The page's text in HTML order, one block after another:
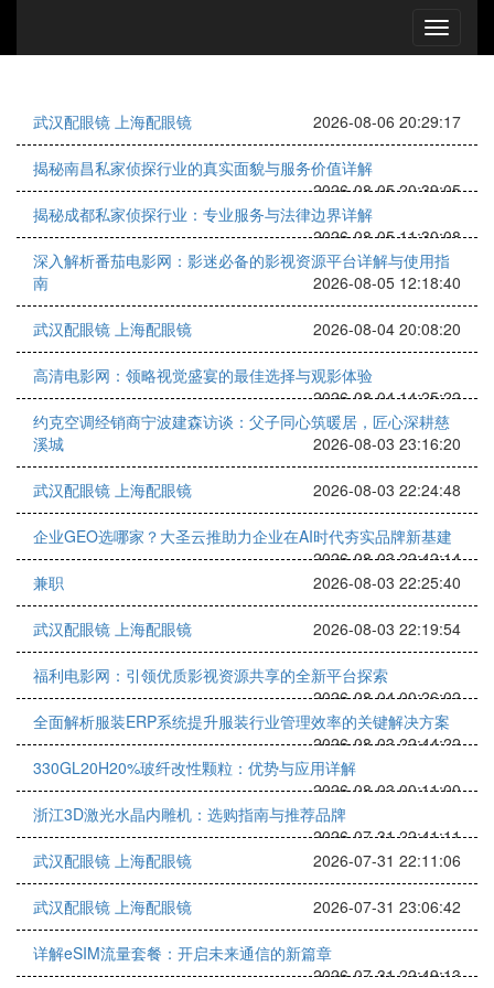
武汉配眼镜 上海配眼镜 2026-08-06 20:29:17
揭秘南昌私家侦探行业的真实面貌与服务价值详解
2026-08-05 20:39:05
揭秘成都私家侦探行业：专业服务与法律边界详解
2026-08-05 11:30:08
深入解析番茄电影网：影迷必备的影视资源平台详解与使用指
南
2026-08-05 12:18:40
武汉配眼镜 上海配眼镜 2026-08-04 20:08:20
高清电影网：领略视觉盛宴的最佳选择与观影体验
2026-08-04 14:25:22
约克空调经销商宁波建森访谈：父子同心筑暖居，匠心深耕慈
溪城
2026-08-03 23:16:20
武汉配眼镜 上海配眼镜 2026-08-03 22:24:48
企业GEO选哪家？大圣云推助力企业在AI时代夯实品牌新基建
2026-08-03 22:42:14
兼职
2026-08-03 22:25:40
武汉配眼镜 上海配眼镜 2026-08-03 22:19:54
福利电影网：引领优质影视资源共享的全新平台探索
2026-08-04 00:26:02
全面解析服装ERP系统提升服装行业管理效率的关键解决方案
2026-08-03 22:44:22
330GL20H20%玻纤改性颗粒：优势与应用详解
2026-08-03 00:11:00
浙江3D激光水晶内雕机：选购指南与推荐品牌
2026-07-31 22:41:11
武汉配眼镜 上海配眼镜
2026-07-31 22:11:06
武汉配眼镜 上海配眼镜 2026-07-31 23:06:42
详解eSIM流量套餐：开启未来通信的新篇章
2026-07-31 22:49:13